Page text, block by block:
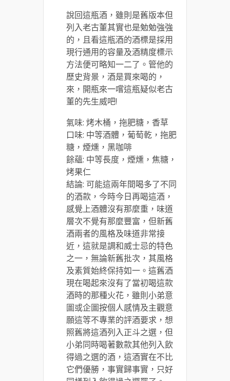
說回這瓶酒，雖則是舊版本但
列入老古董其實也是勉勉強強
的，且看這瓶酒的酒標是採用
現行通用的容量及酒精度標示
方法便可略知一二了。管他的
歷史背景，酒是買來喝的，
來，開瓶來一嚐這瓶疑似老古
董的先生威吧!
氣味: 烤木桶，拖肥糖，香草
口味: 中等酒體，葡萄乾，拖肥
糖，煙燻，黑咖啡
餘蘊: 中等長度，煙燻，焦糖，
烤果仁
結論: 可能這兩年間喝多了不同
的酒款，今時今日再喝這酒，
感覺上酒體沒有那麼重，味道
層次不覺有那麼豐富，但新舊
酒兩者的風格及味道非常接
近，這就是調和威士忌的特色
之一，無論新舊批次，其風格
及素質始終保持如一。這舊酒
現在喝起來沒有了當初喝這款
酒時的那種火花，雖則小弟意
圖或企圖按個人感情及主觀意
願這等不專業的評酒要求，想
照舊將這酒列入正斗之選，但
小弟同時喝著數款其他列入飲
得過之選的酒，這酒實在不比
它們優勝，事實歸事實，只好